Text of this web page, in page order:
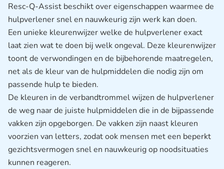
Resc-Q-Assist beschikt over eigenschappen waarmee de
hulpverlener snel en nauwkeurig zijn werk kan doen.
Een unieke kleurenwijzer welke de hulpverlener exact
laat zien wat te doen bij welk ongeval. Deze kleurenwijzer
toont de verwondingen en de bijbehorende maatregelen,
net als de kleur van de hulpmiddelen die nodig zijn om
passende hulp te bieden.
De kleuren in de verbandtrommel wijzen de hulpverlener
de weg naar de juiste hulpmiddelen die in de bijpassende
vakken zijn opgeborgen. De vakken zijn naast kleuren
voorzien van letters, zodat ook mensen met een beperkt
gezichtsvermogen snel en nauwkeurig op noodsituaties
kunnen reageren.